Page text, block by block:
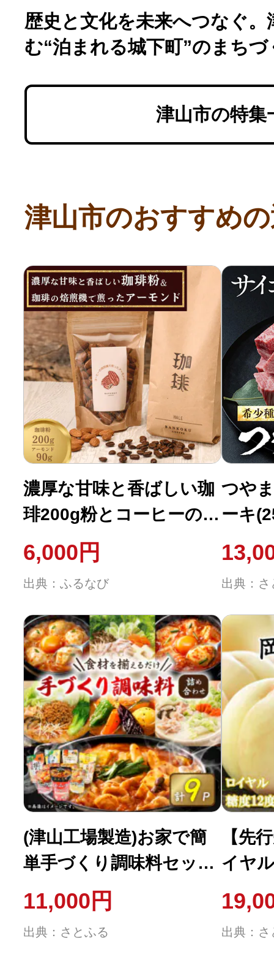
はじめるバイブルとは
よくあるご質問
歴史と文化を未来へつなぐ。
む“泊まれる城下町”のまちづ
津山市の特集
津山市のおすすめ
濃厚な甘味と香ばしい珈
琲200g粉とコーヒーの焙
煎機で煎ったアーモンド
90g
6,000円
出典：ふるなび
つや
ーキ
出典：さ
(津山工場製造)お家で簡
単手づくり調味料セット!
大人気製品詰め合わせ
11,000円
出典：さとふる
【先
イヤ
ズ) 岡
出典：さ